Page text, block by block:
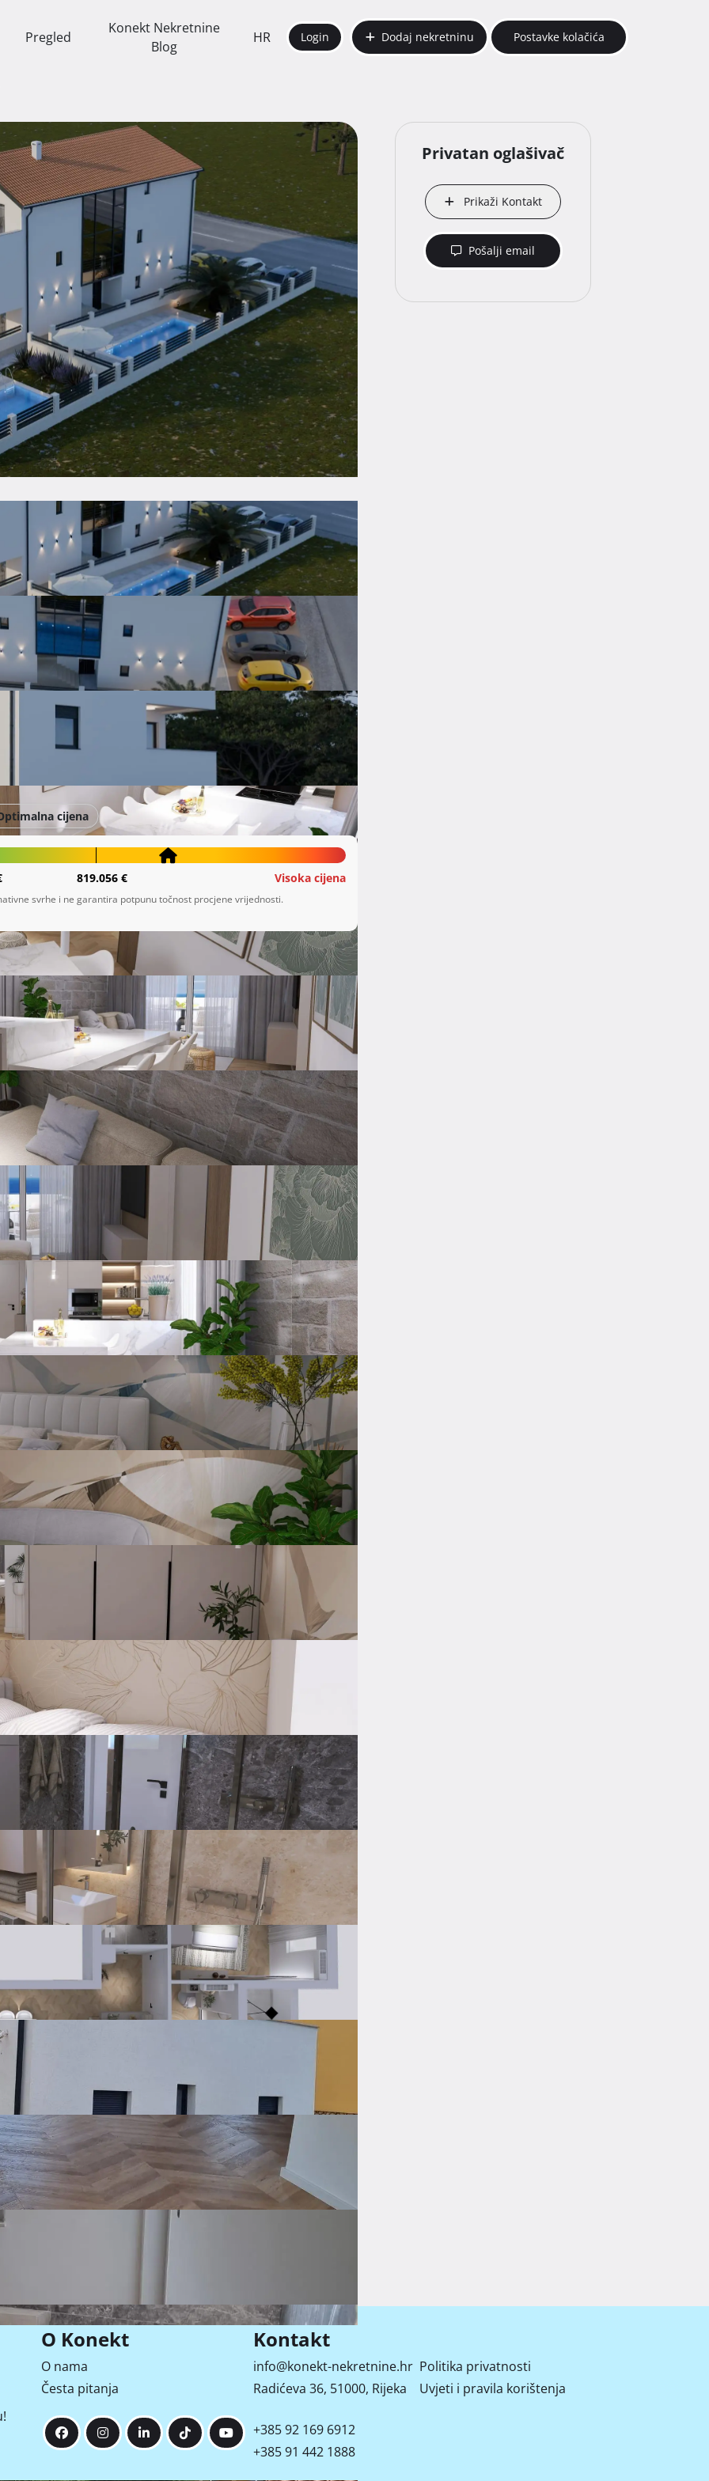
Pregled
Konekt Nekretnine
Blog
HR Login Dodaj nekretninu Postavke kolačića
cijena
819.056 € Visoka cijena
svrhe i ne garantira potpunu točnost procjene vrijednosti.
kupaone,sve sobe su klimatizirane.
stan ima svoj bazen.
Prikaži više
Detalji o nekretnini
Broj spavaonica
9
Broj kupaonica
6
Broj toaleta
Broj kuhinja
3
Broj dnevnih
boravaka
Nenamješten
Stolarija
Pvc
Sustav grijanja, klimatizacije i ventilacije
6 mjesta
Privatan oglašivač
Prikaži Kontakt
Pošalji email
O Konekt
O nama
Česta pitanja
Kontakt
info@konekt-nekretnine.hr
Radićeva 36, 51000, Rijeka
+385 92 169 6912
+385 91 442 1888
Politika privatnosti
Uvjeti i pravila korištenja